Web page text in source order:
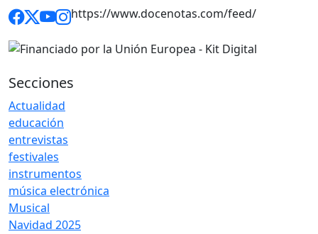
https://www.docenotas.com/feed/
Secciones
Actualidad
educación
entrevistas
festivales
instrumentos
música electrónica
Musical
Navidad 2025